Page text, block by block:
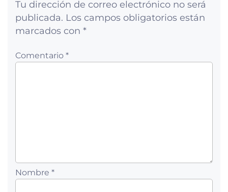
Tu dirección de correo electrónico no será
publicada. Los campos obligatorios están
marcados con *
Comentario *
Nombre *